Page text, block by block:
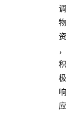
调
物
资
，
积
极
响
应